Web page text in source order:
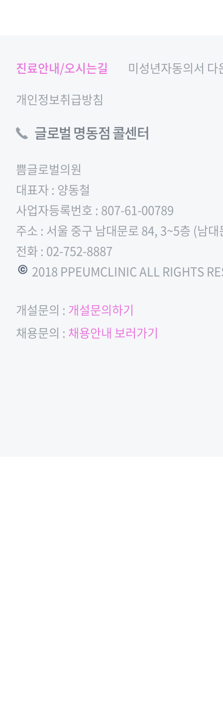
진료안내/오시는길
미성년자동의서 다
개인정보취급방침
글로벌 명동점 콜센터
쁨글로벌의원
대표자 : 양동철
사업자등록번호 : 807-61-00789
주소 : 서울 중구 남대문로 84, 3~5층 (남
전화 : 02-752-8887
© 2018 PPEUMCLINIC ALL RIGHTS
개설문의 : 개설문의하기
채용문의 : 채용안내 보러가기